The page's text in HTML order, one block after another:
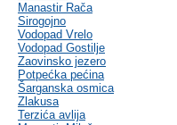
Manastir Rača
Sirogojno
Vodopad Vrelo
Vodopad Gostilje
Zaovinsko jezero
Potpećka pećina
Šarganska osmica
Zlakusa
Terzića avlija